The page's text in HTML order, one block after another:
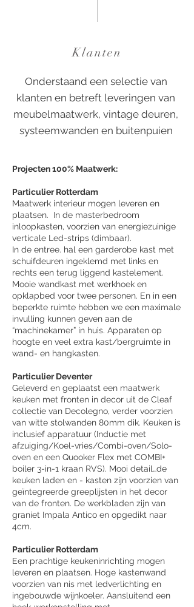
Klanten
Onderstaand een selectie van
klanten en betreft leveringen van
meubelmaatwerk, vintage deuren,
systeemwanden en buitenpuien
Projecten 100% Maatwerk:
Particulier Rotterdam
Maatwerk interieur mogen leveren en
plaatsen. In de masterbedroom
inloopkasten, voorzien van energiezuinige
verticale Led-strips (dimbaar).
In de entree. hal een garderobe kast met
schuifdeuren ingeklemd met links en
rechts een terug liggend kastelement.
Mooie wandkast met werkhoek en
opklapbed voor twee personen. En in een
beperkte ruimte hebben we een maximale
invulling kunnen geven aan de
“machinekamer” in huis. Apparaten op
hoogte en veel extra kast/bergruimte in
wand- en hangkasten.
Particulier Deventer
Geleverd en geplaatst een maatwerk
keuken met fronten in decor uit de Cleaf
collectie van Decolegno, verder voorzien
van witte stolwanden 80mm dik. Keuken is
inclusief apparatuur (Inductie met
afzuiging/Koel-vries/Combi-oven/Solo-
oven en een Quooker Flex met COMBI+
boiler 3-in-1 kraan RVS). Mooi detail…de
keuken laden en - kasten zijn voorzien van
geïntegreerde greeplijsten in het decor
van de fronten. De werkbladen zijn van
graniet Impala Antico en opgedikt naar
4cm.
Particulier Rotterdam
Een prachtige keukeninrichting mogen
leveren en plaatsen. Hoge kastenwand
voorzien van nis met ledverlichting en
ingebouwde wijnkoeler. Aansluitend een